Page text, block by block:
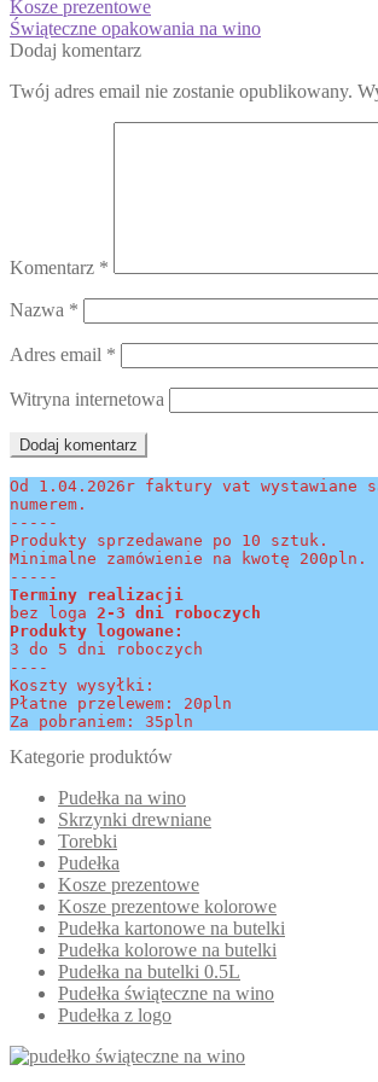
Nawigacja
wpisu
Poprzedni
wpis:
Kosze prezentowe
Następny
wpis:
Świąteczne opakowania na wino
Dodaj komentarz
Twój adres email nie zostanie opublikowany.
Komentarz *
Nazwa *
Adres email *
Witryna internetowa
Od 1.04.2026r faktury vat wystawiane
numerem.
-----
Produkty sprzedawane po 10 sztuk.
Minimalne zamówienie na kwotę 200pln.
-----
Terminy realizacji
bez loga 2-3 dni roboczych
Produkty logowane:
3 do 5 dni roboczych
----
Koszty wysyłki:
Płatne przelewem: 20pln
Za pobraniem: 35pln
Kategorie produktów
Pudełka na wino
Skrzynki drewniane
Torebki
Pudełka
Kosze prezentowe
Kosze prezentowe kolorowe
Pudełka kartonowe na butelki
Pudełka kolorowe na butelki
Pudełka na butelki 0.5L
Pudełka świąteczne na wino
Pudełka z logo